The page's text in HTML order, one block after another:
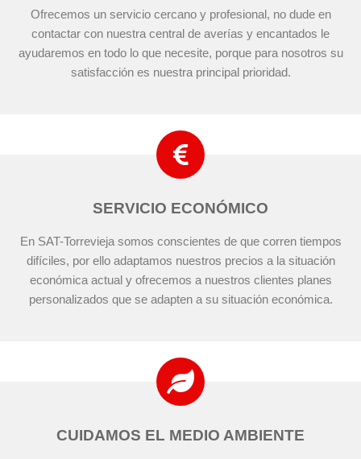
Ofrecemos un servicio cercano y profesional, no dude en
contactar con nuestra central de averías y encantados le
ayudaremos en todo lo que necesite, porque para nosotros su
satisfacción es nuestra principal prioridad.
SERVICIO ECONÓMICO
En SAT-Torrevieja somos conscientes de que corren tiempos
difíciles, por ello adaptamos nuestros precios a la situación
económica actual y ofrecemos a nuestros clientes planes
personalizados que se adapten a su situación económica.
CUIDAMOS EL MEDIO AMBIENTE